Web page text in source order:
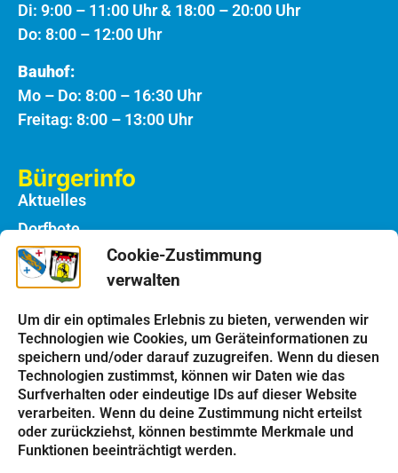
Cookie-Zustimmung
verwalten
Um dir ein optimales Erlebnis zu bieten, verwenden wir
Technologien wie Cookies, um Geräteinformationen zu
speichern und/oder darauf zuzugreifen. Wenn du diesen
Technologien zustimmst, können wir Daten wie das
Surfverhalten oder eindeutige IDs auf dieser Website
verarbeiten. Wenn du deine Zustimmung nicht erteilst
oder zurückziehst, können bestimmte Merkmale und
Funktionen beeinträchtigt werden.
Di: 9:00 – 11:00 Uhr & 18:00 – 20:00 Uhr
Do: 8:00 – 12:00 Uhr
Bauhof:
Mo – Do: 8:00 – 16:30 Uhr
Freitag: 8:00 – 13:00 Uhr
Bürgerinfo
Aktuelles
Dorfbote
Rathaus
Notdienste
Bauhof
Einrichtungen
Kindergarten
Schulen
Kirchen